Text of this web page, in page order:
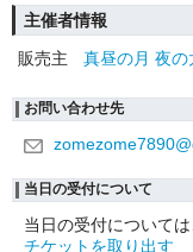
主催者情報
販売主
真昼の月 夜の
お問い合わせ先
当日の受付について
当日の受付については
チケットを取り出す